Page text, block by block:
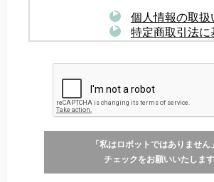
個人情報の取扱
特定商取引法に
「私はロボットではありません
チェックをお願いいたします